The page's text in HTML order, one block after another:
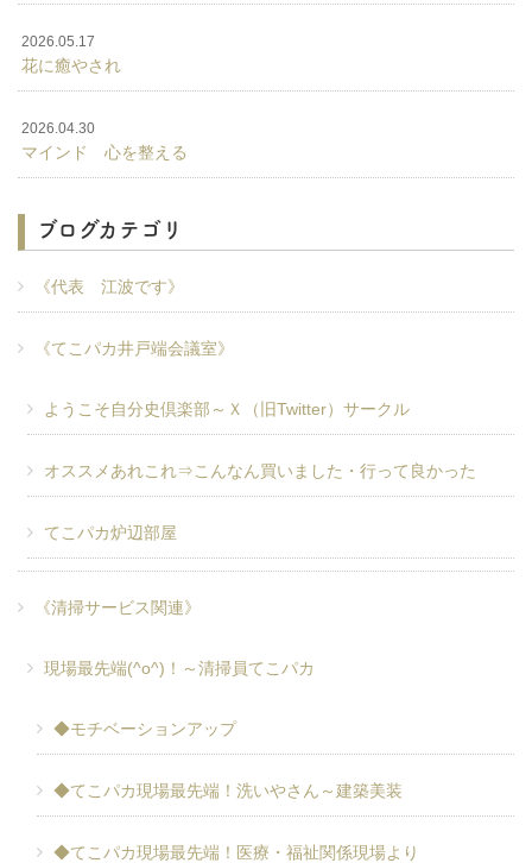
2026.05.17
花に癒やされ
2026.04.30
マインド 心を整える
ブログカテゴリ
《代表 江波です》
《てこパカ井戸端会議室》
ようこそ自分史倶楽部～Ｘ（旧Twitter）サークル
オススメあれこれ⇒こんなん買いました・行って良かった
てこパカ炉辺部屋
《清掃サービス関連》
現場最先端(^o^)！～清掃員てこパカ
◆モチベーションアップ
◆てこパカ現場最先端！洗いやさん～建築美装
◆てこパカ現場最先端！医療・福祉関係現場より